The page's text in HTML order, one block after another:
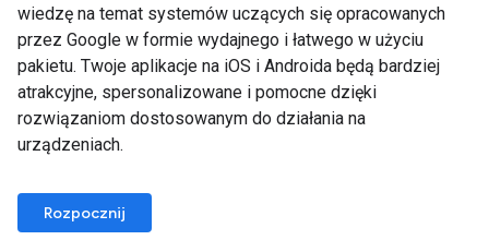
wiedzę na temat systemów uczących się opracowanych
przez Google w formie wydajnego i łatwego w użyciu
pakietu. Twoje aplikacje na iOS i Androida będą bardziej
atrakcyjne, spersonalizowane i pomocne dzięki
rozwiązaniom dostosowanym do działania na
urządzeniach.
Rozpocznij